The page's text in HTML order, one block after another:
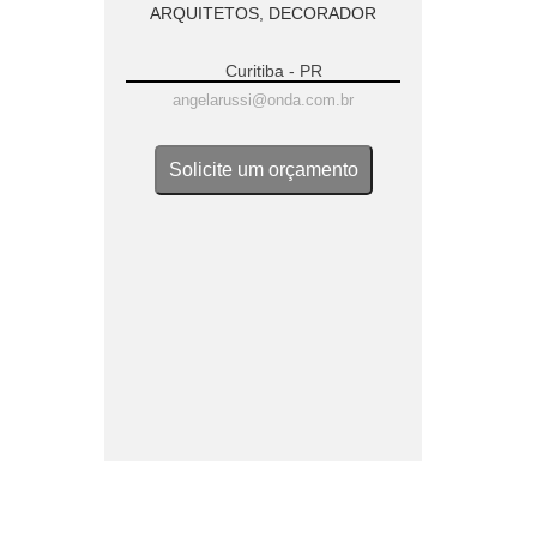
ARQUITETOS DECORADOR
Curitiba - PR
angelarussi@onda.com.br
Solicite um orçamento